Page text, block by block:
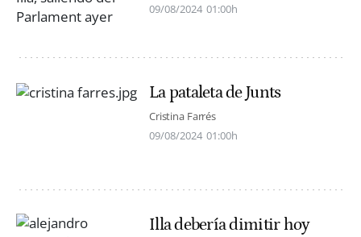
09/08/2024 01:00h
La pataleta de Junts
Cristina Farrés
09/08/2024 01:00h
Illa debería dimitir hoy